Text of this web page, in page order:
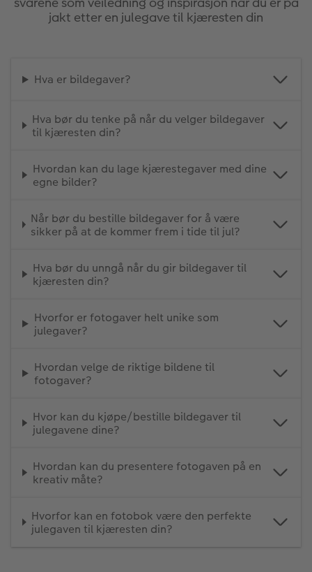
jakt etter en julegave til kjæresten din
Hva er bildegaver?
Hva bør du tenke på når du velger bildegaver
til kjæresten din?
Hvordan kan du lage kjærestegaver med dine
egne bilder?
Når bør du bestille bildegaver for å være
sikker på at de kommer frem i tide til jul?
Hva bør du unngå når du gir bildegaver til
kjæresten din?
Hvorfor er fotogaver helt unike som
julegaver?
Hvordan velge de riktige bildene til
fotogaver?
Hvor kan du kjøpe/bestille bildegaver til
julegavene dine?
Hvordan kan du presentere fotogaven på en
kreativ måte?
Hvorfor kan en fotobok være den perfekte
julegaven til kjæresten din?